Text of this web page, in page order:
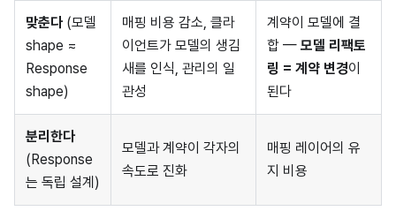
맞춘다 (모델
shape ≈
Response
shape)
매핑 비용 감소, 클라
이언트가 모델의 생김
새를 인식, 관리의 일
관성
계약이 모델에 결
합 — 모델 리팩토
링 = 계약 변경이
된다
분리한다
(Response
는 독립 설계)
모델과 계약이 각자의
속도로 진화
매핑 레이어의 유
지 비용